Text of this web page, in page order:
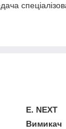
E. NEXT
Вимикач